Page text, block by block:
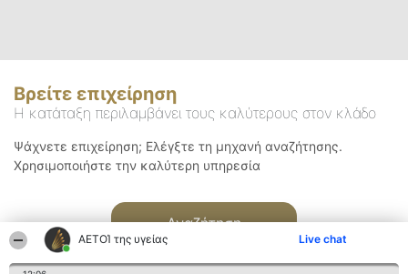
ΑΕΤΟΊ της υγείας Live chat
Βρείτε επιχείρηση
Η κατάταξη περιλαμβάνει τους καλύτερους στον κλάδο
Ψάχνετε επιχείρηση; Ελέγξτε τη μηχανή αναζήτησης.
Χρησιμοποιήστε την καλύτερη υπηρεσία
Αναζήτηση